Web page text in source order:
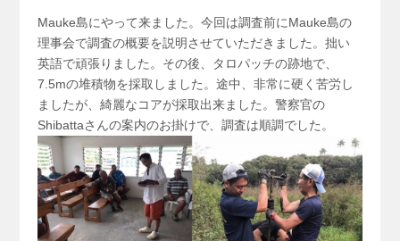
Mauke島にやって来ました。今回は調査前にMauke島の
理事会で調査の概要を説明させていただきました。拙い
英語で頑張りました。その後、タロパッチの跡地で、
7.5mの堆積物を採取しました。途中、非常に硬く苦労し
ましたが、綺麗なコアが採取出来ました。警察官の
Shibattaさんの案内のお掛けで、調査は順調でした。